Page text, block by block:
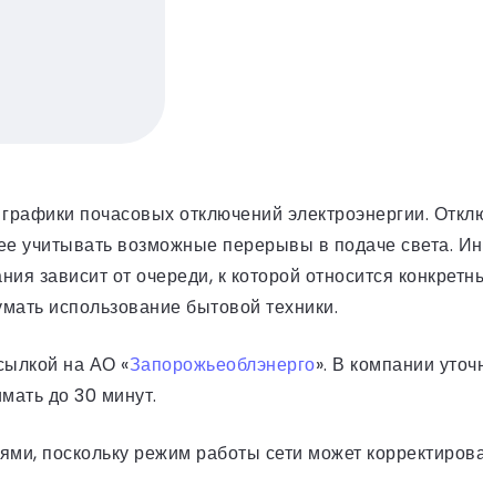
почасовых отключений электроэнергии.
учитывать возможные перерывы в подаче света.
зависит от очереди, к которой относится
использование бытовой техники.
на АО «Запорожьеоблэнерго». В компании
до 30 минут.
поскольку режим работы сети может